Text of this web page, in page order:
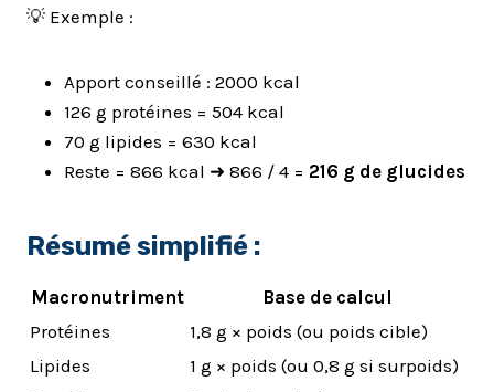
💡 Exemple :
Apport conseillé : 2000 kcal
126 g protéines = 504 kcal
70 g lipides = 630 kcal
Reste = 866 kcal ➜ 866 / 4 = 216 g de glucides
Résumé simplifié :
Macronutriment
Base de calcul
Protéines
1,8 g × poids (ou poids cible)
Lipides
1 g × poids (ou 0,8 g si surpoids)